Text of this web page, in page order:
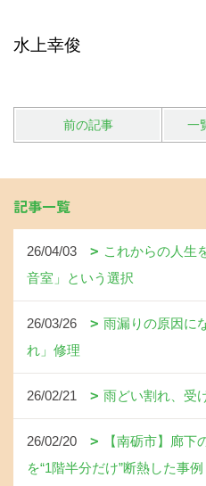
水上幸俊
前の記事 一
記事一覧
26/04/03
これからの人生
音室」という選択
26/03/26
雨漏りの原因に
れ」修理
26/02/21 雨どい割れ、受
26/02/20
【南砺市】廊下
を“1階半分だけ”断熱した事例